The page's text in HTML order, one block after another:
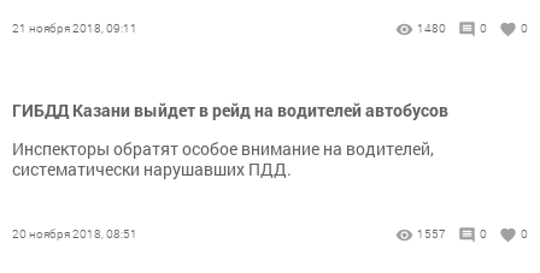
21 ноября 2018, 09:11 1480 0 0
ГИБДД Казани выйдет в рейд на водителей автобусов
Инспекторы обратят особое внимание на водителей,
систематически нарушавших ПДД.
20 ноября 2018, 08:51 1557 0 0